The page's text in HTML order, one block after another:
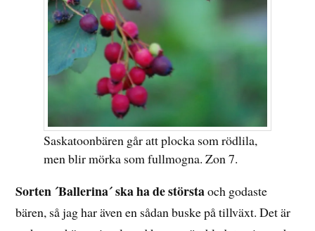
Saskatoonbären går att plocka som rödlila,
men blir mörka som fullmogna. Zon 7.
Sorten ´Ballerina´ ska ha de störstaoch godaste
bären, så jag har även en sådan buske på tillväxt. Det är